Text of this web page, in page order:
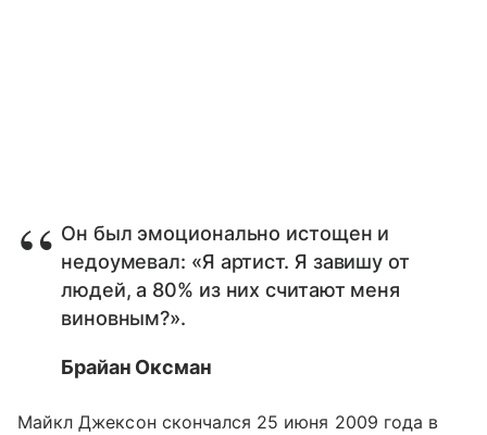
Он был эмоционально истощен и
недоумевал: «Я артист. Я завишу от
людей, а 80% из них считают меня
виновным?».
Брайан Оксман
Майкл Джексон скончался 25 июня 2009 года в